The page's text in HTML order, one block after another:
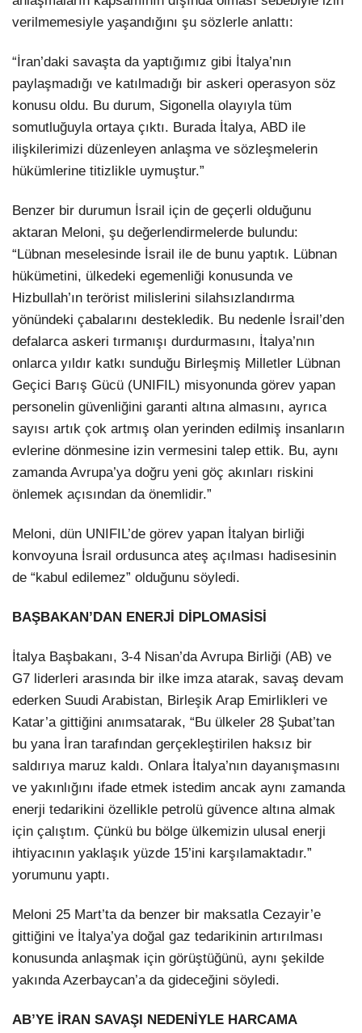
verilmemesiyle yaşandığını şu sözlerle anlattı:
“İran’daki savaşta da yaptığımız gibi İtalya’nın
paylaşmadığı ve katılmadığı bir askeri operasyon söz
konusu oldu. Bu durum, Sigonella olayıyla tüm
somutluğuyla ortaya çıktı. Burada İtalya, ABD ile
ilişkilerimizi düzenleyen anlaşma ve sözleşmelerin
hükümlerine titizlikle uymuştur.”
Benzer bir durumun İsrail için de geçerli olduğunu
aktaran Meloni, şu değerlendirmelerde bulundu:
“Lübnan meselesinde İsrail ile de bunu yaptık. Lübnan
hükümetini, ülkedeki egemenliği konusunda ve
Hizbullah’ın terörist milislerini silahsızlandırma
yönündeki çabalarını destekledik. Bu nedenle İsrail’den
defalarca askeri tırmanışı durdurmasını, İtalya’nın
onlarca yıldır katkı sunduğu Birleşmiş Milletler Lübnan
Geçici Barış Gücü (UNIFIL) misyonunda görev yapan
personelin güvenliğini garanti altına almasını, ayrıca
sayısı artık çok artmış olan yerinden edilmiş insanların
evlerine dönmesine izin vermesini talep ettik. Bu, aynı
zamanda Avrupa’ya doğru yeni göç akınları riskini
önlemek açısından da önemlidir.”
Meloni, dün UNIFIL’de görev yapan İtalyan birliği
konvoyuna İsrail ordusunca ateş açılması hadisesinin
de “kabul edilemez” olduğunu söyledi.
BAŞBAKAN’DAN ENERJİ DİPLOMASİSİ
İtalya Başbakanı, 3-4 Nisan’da Avrupa Birliği (AB) ve
G7 liderleri arasında bir ilke imza atarak, savaş devam
ederken Suudi Arabistan, Birleşik Arap Emirlikleri ve
Katar’a gittiğini anımsatarak, “Bu ülkeler 28 Şubat’tan
bu yana İran tarafından gerçekleştirilen haksız bir
saldırıya maruz kaldı. Onlara İtalya’nın dayanışmasını
ve yakınlığını ifade etmek istedim ancak aynı zamanda
enerji tedarikini özellikle petrolü güvence altına almak
için çalıştım. Çünkü bu bölge ülkemizin ulusal enerji
ihtiyacının yaklaşık yüzde 15’ini karşılamaktadır.”
yorumunu yaptı.
Meloni 25 Mart’ta da benzer bir maksatla Cezayir’e
gittiğini ve İtalya’ya doğal gaz tedarikinin artırılması
konusunda anlaşmak için görüştüğünü, aynı şekilde
yakında Azerbaycan’a da gideceğini söyledi.
AB’YE İRAN SAVAŞI NEDENİYLE HARCAMA